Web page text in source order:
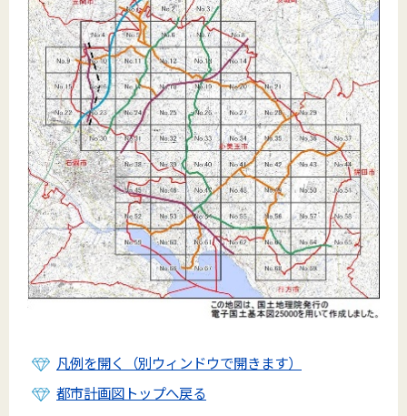
凡例を開く（別ウィンドウで開きます）
都市計画図トップへ戻る